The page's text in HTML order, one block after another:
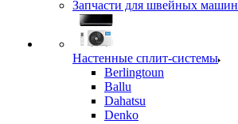
Запчасти для швейных машин
Настенные сплит-системы
Berlingtoun
Ballu
Dahatsu
Denko